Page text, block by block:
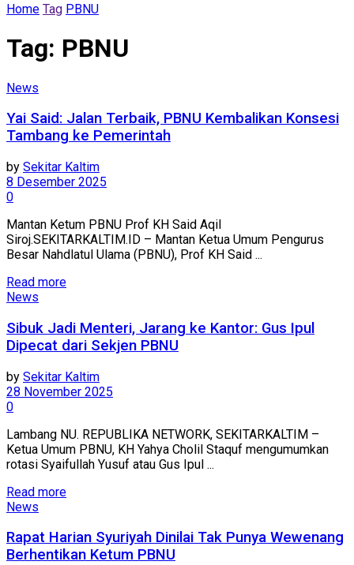
Home Tag PBNU
Tag: PBNU
News
Yai Said: Jalan Terbaik, PBNU Kembalikan Konsesi
Tambang ke Pemerintah
by Sekitar Kaltim
8 Desember 2025
0
Mantan Ketum PBNU Prof KH Said Aqil
Siroj.SEKITARKALTIM.ID – Mantan Ketua Umum Pengurus
Besar Nahdlatul Ulama (PBNU), Prof KH Said ...
Read more
News
Sibuk Jadi Menteri, Jarang ke Kantor: Gus Ipul
Dipecat dari Sekjen PBNU
by Sekitar Kaltim
28 November 2025
0
Lambang NU. REPUBLIKA NETWORK, SEKITARKALTIM –
Ketua Umum PBNU, KH Yahya Cholil Staquf mengumumkan
rotasi Syaifullah Yusuf atau Gus Ipul ...
Read more
News
Rapat Harian Syuriyah Dinilai Tak Punya Wewenang
Berhentikan Ketum PBNU